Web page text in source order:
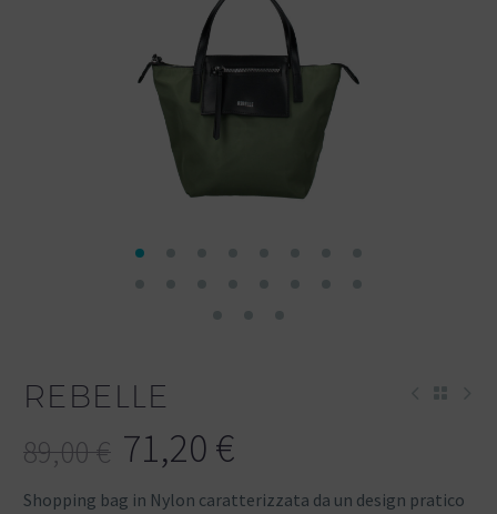
REBELLE
89,00€ 71,20 €
Shopping bag in Nylon caratterizzata da un design pratico